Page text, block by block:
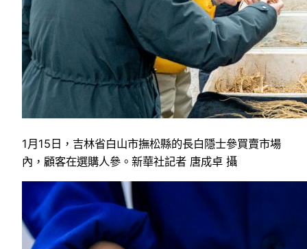
1月15日，吉林省白山市撫松縣的長白隱士參買賣市場
內，顧客在選購人參。新華社記者 唐成卓 攝